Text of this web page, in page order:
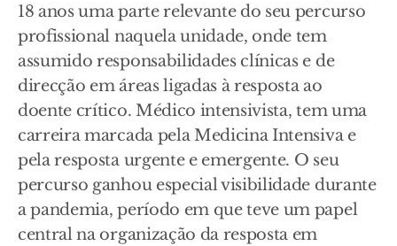
18 anos uma parte relevante do seu percurso
profissional naquela unidade, onde tem
assumido responsabilidades clínicas e de
direcção em áreas ligadas à resposta ao
doente crítico. Médico intensivista, tem uma
carreira marcada pela Medicina Intensiva e
pela resposta urgente e emergente. O seu
percurso ganhou especial visibilidade durante
a pandemia, período em que teve um papel
central na organização da resposta em